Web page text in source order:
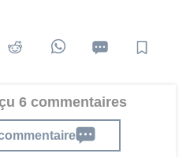
6 commentaires